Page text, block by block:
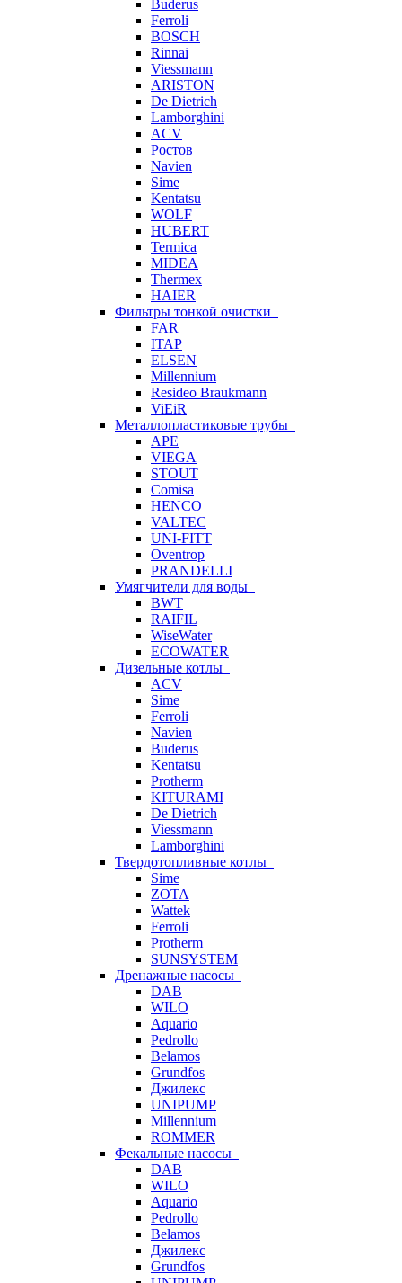
Buderus
Ferroli
BOSCH
Rinnai
Viessmann
ARISTON
De Dietrich
Lamborghini
ACV
Ростов
Navien
Sime
Kentatsu
WOLF
HUBERT
Termica
MIDEA
Thermex
HAIER
Фильтры тонкой очистки
FAR
ITAP
ELSEN
Millennium
Resideo Braukmann
ViEiR
Металлопластиковые трубы
APE
VIEGA
STOUT
Comisa
HENCO
VALTEC
UNI-FITT
Oventrop
PRANDELLI
Умягчители для воды
BWT
RAIFIL
WiseWater
ECOWATER
Дизельные котлы
ACV
Sime
Ferroli
Navien
Buderus
Kentatsu
Protherm
KITURAMI
De Dietrich
Viessmann
Lamborghini
Твердотопливные котлы
Sime
ZOTA
Wattek
Ferroli
Protherm
SUNSYSTEM
Дренажные насосы
DAB
WILO
Aquario
Pedrollo
Belamos
Grundfos
Джилекс
UNIPUMP
Millennium
ROMMER
Фекальные насосы
DAB
WILO
Aquario
Pedrollo
Belamos
Джилекс
Grundfos